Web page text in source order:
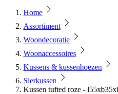
Home
Assortiment
Woondecoratie
Woonaccessoires
Kussens & kussenhoezen
Sierkussen
Kussen tufted roze -